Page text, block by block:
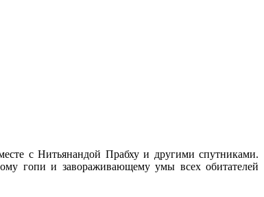
с Нитьянандой Прабху и другими спутниками.
гопи и завораживающему умы всех обитателей